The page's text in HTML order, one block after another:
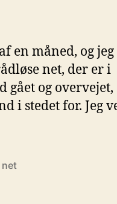
en måned, og jeg
net, der er i
gået og
i stedet for. Jeg
net